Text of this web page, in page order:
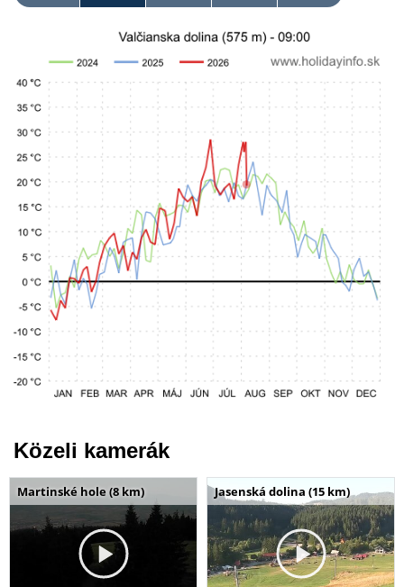
Közeli kamerák
Martinské hole (8 km) Jasenská dolina (15 km)